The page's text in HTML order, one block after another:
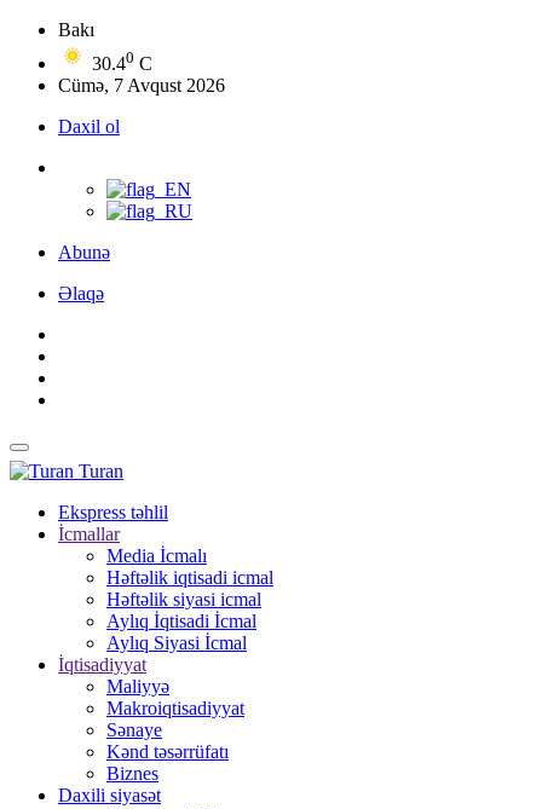
Bakı
30.40 C
Cümə, 7 Avqust 2026
Daxil ol
Abunə
Əlaqə
Turan
Ekspress təhlil
İcmallar
Media İcmalı
Həftəlik iqtisadi icmal
Həftəlik siyasi icmal
Aylıq İqtisadi İcmal
Aylıq Siyasi İcmal
İqtisadiyyat
Maliyyə
Makroiqtisadiyyat
Sənaye
Kənd təsərrüfatı
Biznes
Daxili siyasət